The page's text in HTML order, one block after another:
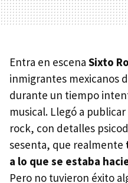
Entra en escena Sixto
inmigrantes mexicanos
durante un tiempo
musical. Llegó a
rock, con detalles
sesenta, que realmente
a lo que se estaba
Pero no tuvieron éxito